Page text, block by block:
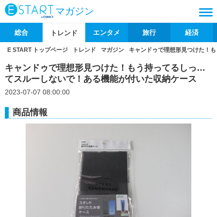
マガジン
総合 トレンド エンタメ 旅行 経済
E START トップページ トレンド マガジン キャンドゥで理想形見つけた！
キャンドゥで理想形見つけた！もう持ってるしっ…
てスルーしないで！ある機能が付いた収納ケース
2023-07-07 08:00:00
商品情報